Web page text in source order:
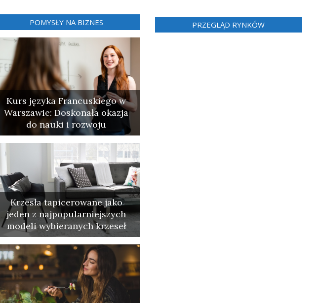
POMYSŁY NA BIZNES
Kurs języka Francuskiego w
Warszawie: Doskonała okazja
do nauki i rozwoju
Krzesła tapicerowane jako
jeden z najpopularniejszych
modeli wybieranych krzeseł
PRZEGLĄD RYNKÓW